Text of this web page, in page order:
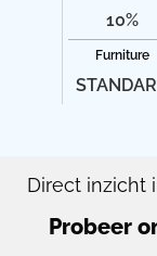
10%
Furniture
Direct inzicht
Probeer